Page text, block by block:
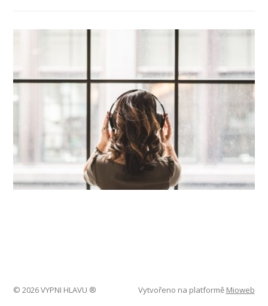
© 2026 VYPNI HLAVU ® Vytvořeno na platformě Mioweb